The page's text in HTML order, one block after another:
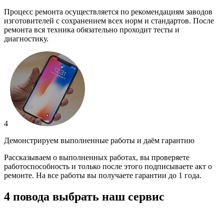
Процесс ремонта осуществляется по рекомендациям заводов
изготовителей с сохранением всех норм и стандартов. После
ремонта вся техника обязательно проходит тесты и
диагностику.
4
Демонстрируем выполненные работы и даём гарантию
Рассказываем о выполненных работах, вы проверяете
работоспособность и только после этого подписываете акт о
ремонте. На все работы вы получаете гарантии до 1 года.
4 повода выбрать наш сервис